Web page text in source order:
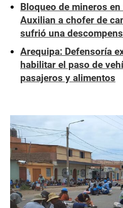
Bloqueo de mineros
Auxilian a chofer de
sufrió una
Arequipa: Defensoría
habilitar el paso de
pasajeros y alimentos